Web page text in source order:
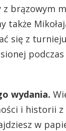
z brązowym
także
się z
wydania.
i historii
w